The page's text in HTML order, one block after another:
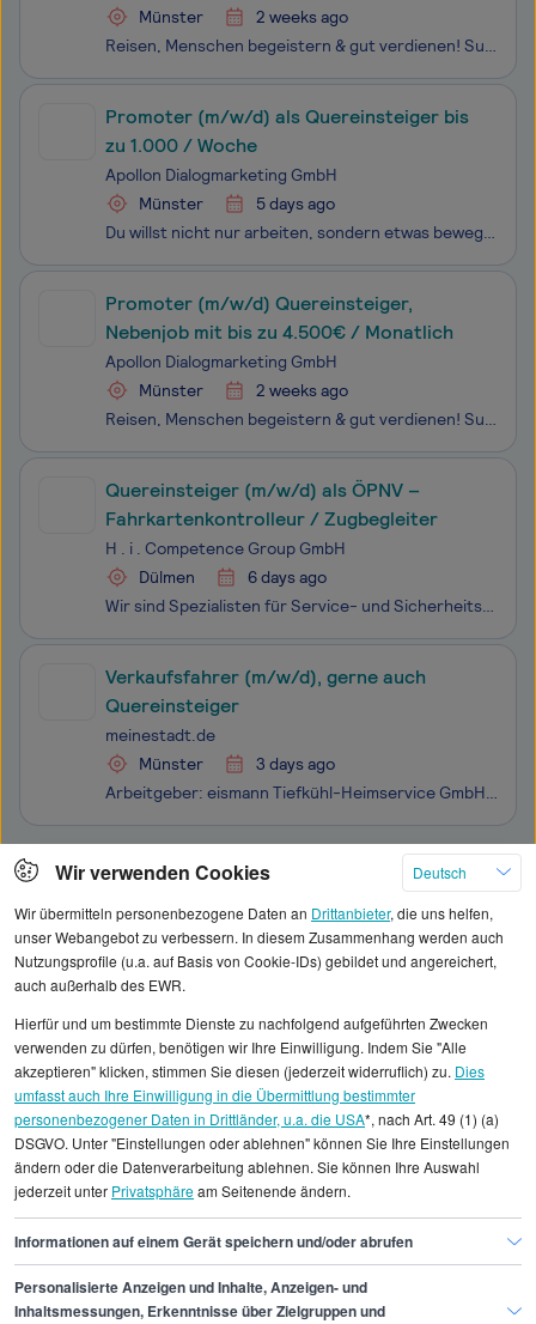
Münster
2 weeks ago
Reisen, Menschen begeistern & gut verdienen! Suchst du einen abwechslungsreichen Job mit Sinn, der wirklich was bewegt?Du willst sofort starten, was Gutes tun, dabei gutes Geld verdienen und quer durchs Land reisen? Dann lies unbedingt weiter!
Promoter (m/w/d) als Quereinsteiger bis
zu 1.000 / Woche
Apollon Dialogmarketing GmbH
Münster
5 days ago
Du willst nicht nur arbeiten, sondern etwas bewegen? Als Promoter*in für unsere NGO-Kampagnen sprichst du mit Menschen über globale Themen, die zählen und sorgst aktiv dafür, dass Hilfsprojekte umgesetzt werden können. Du reist im Team durch verschiedene Städte in Deutschland Du informiers
Promoter (m/w/d) Quereinsteiger,
Nebenjob mit bis zu 4.500€ / Monatlich
Apollon Dialogmarketing GmbH
Münster
2 weeks ago
Reisen, Menschen begeistern & gut verdienen! Suchst du einen abwechslungsreichen Job mit Sinn, der wirklich was bewegt?Du willst sofort starten, was Gutes tun, dabei gutes Geld verdienen und quer durchs Land reisen? Dann lies unbedingt weiter!
Quereinsteiger (m/w/d) als ÖPNV –
Fahrkartenkontrolleur / Zugbegleiter
H . i . Competence Group GmbH
Dülmen
6 days ago
Wir sind Spezialisten für Service- und Sicherheitstätigkeiten im ÖPNV und Sicherheitsdienst. Ob S-Bahn, Regional- oder U-Bahn, Bus oder Straßenbahn – wir sorgen für Sicherheit und Service. Auch Einsätze im Objektschutz, Werkschutz und Revierdienst sind möglich.
Verkaufsfahrer (m/w/d), gerne auch
Quereinsteiger
meinestadt.de
Münster
3 days ago
Arbeitgeber: eismann Tiefkühl-Heimservice GmbH Einsatzort: 48143 Münster Work-Life-Balance frei zu bestimmen Top Verdienstmöglichkeiten & Attraktive Prämien eine langfristige & krisensichere Tätigkeit Selbstständiges, eigenverantwortliches Arbeiten persönliche Einarbeitung Markenbeka
Klicken Sie hier, um weitere Angebote anzuzeigen
statistischen Erhebungen durch StepStone. Es sind
Durchschnittswerte und die Angaben können nicht
einzelnen Stellenangeboten zugeordnet werden.
Gehaltsinformationen
Keine Disziplin
Berufsanfänger/in
Berufsanfänger/in Münster
Wir verwenden Cookies
Deutsch
Wir übermitteln personenbezogene Daten an Drittanbieter, die uns helfen,
unser Webangebot zu verbessern. In diesem Zusammenhang werden auch
Nutzungsprofile (u.a. auf Basis von Cookie-IDs) gebildet und angereichert,
auch außerhalb des EWR.
Hierfür und um bestimmte Dienste zu nachfolgend aufgeführten Zwecken
verwenden zu dürfen, benötigen wir Ihre Einwilligung. Indem Sie "Alle
akzeptieren" klicken, stimmen Sie diesen (jederzeit widerruflich) zu. Dies
umfasst auch Ihre Einwilligung in die Übermittlung bestimmter
personenbezogener Daten in Drittländer, u.a. die USA*, nach Art. 49 (1) (a)
DSGVO. Unter "Einstellungen oder ablehnen" können Sie Ihre Einstellungen
ändern oder die Datenverarbeitung ablehnen. Sie können Ihre Auswahl
jederzeit unter Privatsphäream Seitenende ändern.
Informationen auf einem Gerät speichern und/oder abrufen
Personalisierte Anzeigen und Inhalte, Anzeigen- und
Inhaltsmessungen, Erkenntnisse über Zielgruppen und